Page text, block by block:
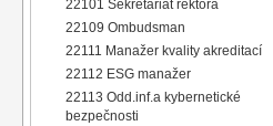
22101 Sekretariát rektora
22109 Ombudsman
22111 Manažer kvality akreditací
22112 ESG manažer
22113 Odd.inf.a kybernetické
bezpečnosti